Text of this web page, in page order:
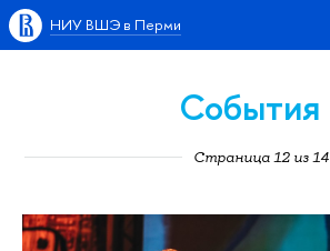
НИУ ВШЭ в Перми
События
Страница 12 из 14